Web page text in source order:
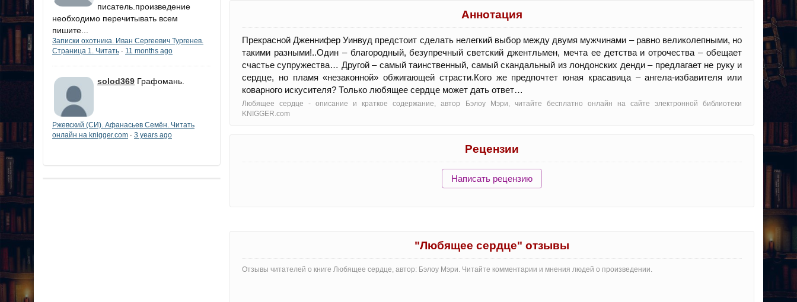
писатель.произведение
необходимо перечитывать всем
пишите...
Записки охотника. Иван Сергеевич Тургенев.
Страница 1. Читать · 11 months ago
solod369 Графомань.
Ржевский (СИ). Афанасьев Семён. Читать
онлайн на knigger.com · 3 years ago
Аннотация
Прекрасной Дженнифер Уинвуд предстоит сделать нелегкий выбор между двумя мужчинами – равно великолепными, но
такими разными!..Один – благородный, безупречный светский джентльмен, мечта ее детства и отрочества – обещает
счастье супружества… Другой – самый таинственный, самый скандальный из лондонских денди – предлагает не руку и
сердце, но пламя «незаконной» обжигающей страсти.Кого же предпочтет юная красавица – ангела-избавителя или
коварного искусителя? Только любящее сердце может дать ответ…
Любящее сердце - oписание и краткое содержание, автор Бэлоу Мэри, читайте бесплатно онлайн на сайте электронной библиотеки
KNIGGER.com
Рецензии
Написать рецензию
"Любящее сердце" отзывы
Отзывы читателей о книге Любящее сердце, автор: Бэлоу Мэри. Читайте комментарии и мнения людей о произведении.